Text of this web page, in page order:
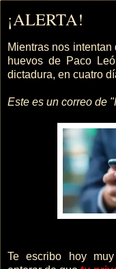
¡ALERTA!
Mientras nos
huevos de Paco
dictadura, en cuatro
Este es un correo de
Te escribo hoy